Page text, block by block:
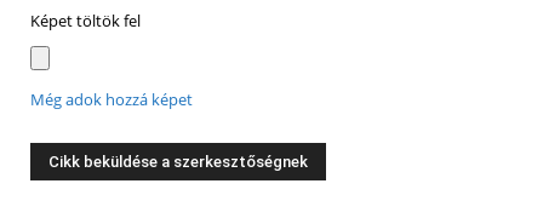
Képet töltök fel
Még adok hozzá képet